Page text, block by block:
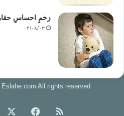
زخمِ احساسِ
۰۴/۰۸/۰۳
All rights reserved
خوراک فیس